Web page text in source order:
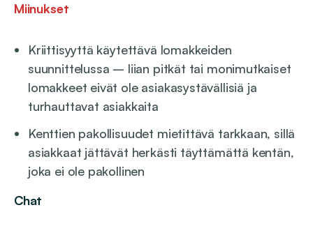
Miinukset
Kriittisyyttä käytettävä lomakkeiden
suunnittelussa – liian pitkät tai monimutkaiset
lomakkeet eivät ole asiakasystävällisiä ja
turhauttavat asiakkaita
Kenttien pakollisuudet mietittävä tarkkaan, sillä
asiakkaat jättävät herkästi täyttämättä kentän,
joka ei ole pakollinen
Chat